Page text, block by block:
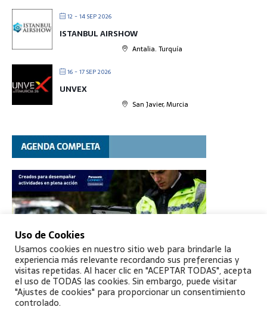
12 - 14 SEP 2026
ISTANBUL AIRSHOW
Antalia. Turquía
16 - 17 SEP 2026
UNVEX
San Javier, Murcia
Uso de Cookies
Usamos cookies en nuestro sitio web para brindarle la
experiencia más relevante recordando sus preferencias y
visitas repetidas. Al hacer clic en "ACEPTAR TODAS", acepta
el uso de TODAS las cookies. Sin embargo, puede visitar
"Ajustes de cookies" para proporcionar un consentimiento
controlado.